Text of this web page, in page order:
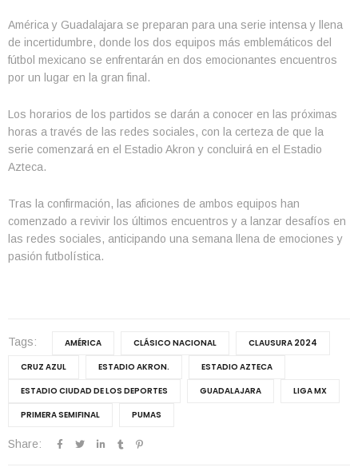
América y Guadalajara se preparan para una serie intensa y llena
de incertidumbre, donde los dos equipos más emblemáticos del
fútbol mexicano se enfrentarán en dos emocionantes encuentros
por un lugar en la gran final.
Los horarios de los partidos se darán a conocer en las próximas
horas a través de las redes sociales, con la certeza de que la
serie comenzará en el Estadio Akron y concluirá en el Estadio
Azteca.
Tras la confirmación, las aficiones de ambos equipos han
comenzado a revivir los últimos encuentros y a lanzar desafíos en
las redes sociales, anticipando una semana llena de emociones y
pasión futbolística.
Tags: AMÉRICA CLÁSICO NACIONAL
CLAUSURA 2024
CRUZ AZUL
ESTADIO AKRON.
ESTADIO AZTECA
ESTADIO CIUDAD DE LOS DEPORTES
GUADALAJARA
LIGA MX
PRIMERA SEMIFINAL
PUMAS
Share: